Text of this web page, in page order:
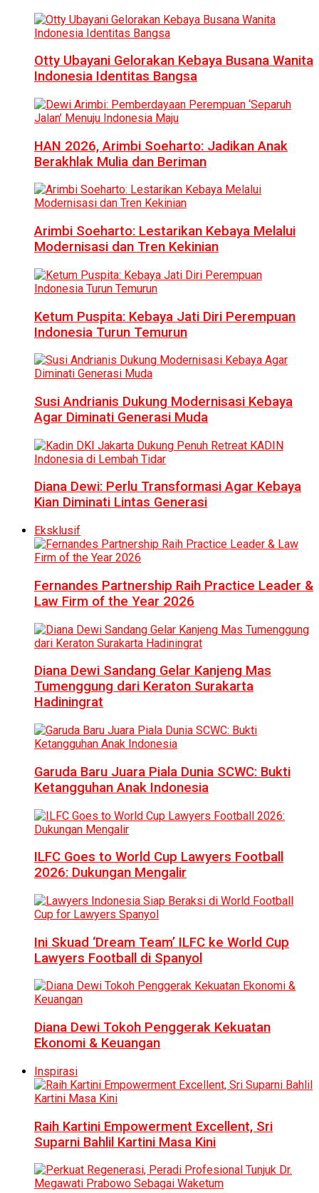
Otty Ubayani Gelorakan Kebaya Busana Wanita
Indonesia Identitas Bangsa
HAN 2026, Arimbi Soeharto: Jadikan Anak
Berakhlak Mulia dan Beriman
Arimbi Soeharto: Lestarikan Kebaya Melalui
Modernisasi dan Tren Kekinian
Ketum Puspita: Kebaya Jati Diri Perempuan
Indonesia Turun Temurun
Susi Andrianis Dukung Modernisasi Kebaya
Agar Diminati Generasi Muda
Diana Dewi: Perlu Transformasi Agar Kebaya
Kian Diminati Lintas Generasi
Eksklusif
Fernandes Partnership Raih Practice Leader &
Law Firm of the Year 2026
Diana Dewi Sandang Gelar Kanjeng Mas
Tumenggung dari Keraton Surakarta
Hadiningrat
Garuda Baru Juara Piala Dunia SCWC: Bukti
Ketangguhan Anak Indonesia
ILFC Goes to World Cup Lawyers Football
2026: Dukungan Mengalir
Ini Skuad ‘Dream Team’ ILFC ke World Cup
Lawyers Football di Spanyol
Diana Dewi Tokoh Penggerak Kekuatan
Ekonomi & Keuangan
Inspirasi
Raih Kartini Empowerment Excellent, Sri
Suparni Bahlil Kartini Masa Kini